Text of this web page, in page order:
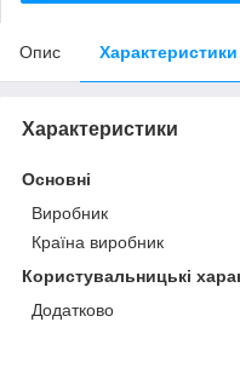
Опис Характеристики
Характеристики
Основні
Виробник
Країна виробник
Користувальницькі
Додатково